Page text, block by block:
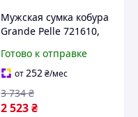
Мужская сумка кобура
Grande Pelle 721610,
Готово к отправке
от252₴/мес
2 523₴
3 734 ₴